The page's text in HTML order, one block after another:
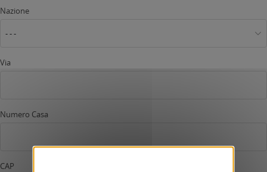
Nazione
- - -
Via
Numero Casa
CAP